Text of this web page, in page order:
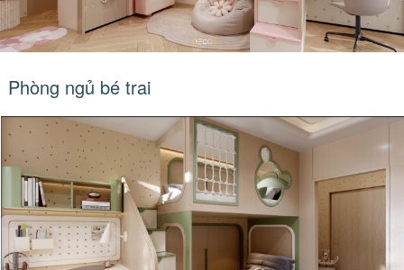
Phòng ngủ bé trai